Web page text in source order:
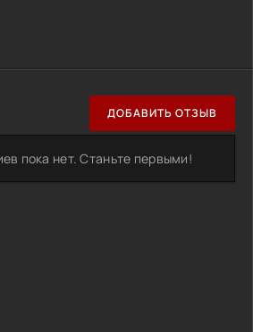
ДОБАВИТЬ ОТЗЫВ
пока нет. Станьте первыми!